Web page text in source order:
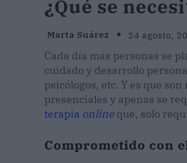
¿Qué se
Marta Suárez 24 agosto,
Cada día más personas se
cuidado y desarrollo
psicólogos, etc. Y es que
presenciales y apenas se
terapia online que, solo
Comprometido con